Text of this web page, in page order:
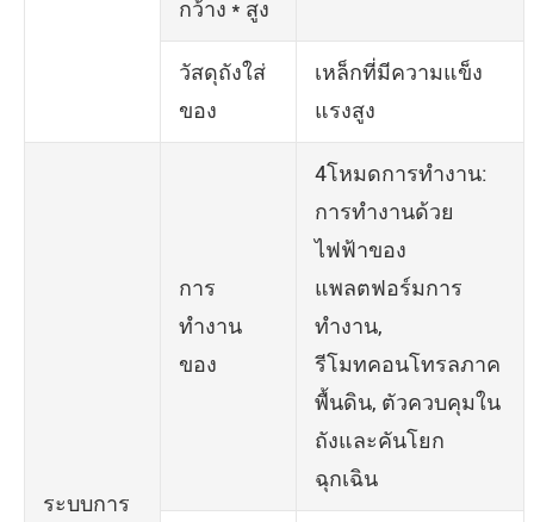
กว้าง * สูง
วัสดุถังใส่
ของ
เหล็กที่มีความแข็ง
แรงสูง
ระบบการ
การ
ทำงาน
ของ
4โหมดการทำงาน:
การทำงานด้วย
ไฟฟ้าของ
แพลตฟอร์มการ
ทำงาน,
รีโมทคอนโทรลภาค
พื้นดิน, ตัวควบคุมใน
ถังและคันโยก
ฉุกเฉิน